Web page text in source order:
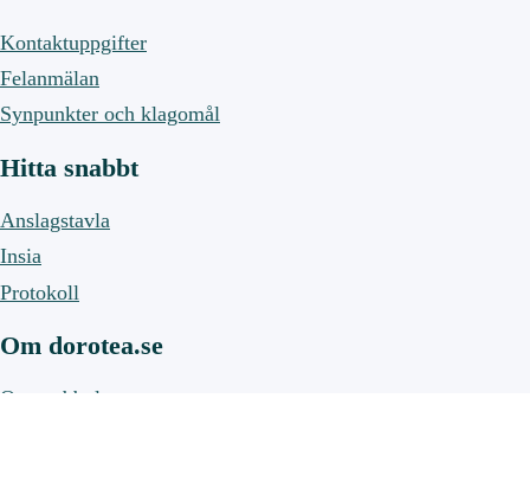
Kontaktuppgifter
Felanmälan
Synpunkter och klagomål
Hitta snabbt
Anslagstavla
Insia
Protokoll
Om dorotea.se
Om webbplatsen